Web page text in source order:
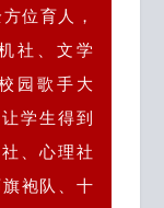
位育人，
社、文学
园歌手大
学生得到
、心理社
袍队、十